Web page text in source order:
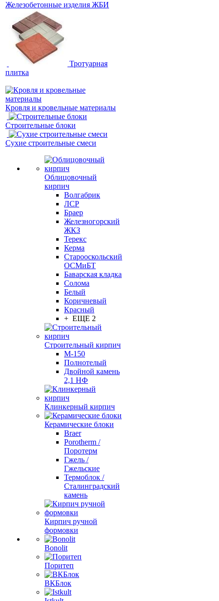
Железобетонные изделия ЖБИ
Тротуарная
плитка
Кровля и кровельные материалы
Строительные блоки
Сухие строительные смеси
Облицовочный
кирпич
Волгабрик
ЛСР
Браер
Железногорский
ЖКЗ
Терекс
Керма
Старооскольский
ОСМиБТ
Баварская кладка
Солома
Белый
Коричневый
Красный
+ ЕЩЕ 2
Строительный кирпич
М-150
Полнотелый
Двойной камень
2,1 НФ
Клинкерный кирпич
Керамические блоки
Braer
Porotherm /
Поротерм
Гжель /
Гжельские
Термоблок /
Сталинградский
камень
Кирпич ручной
формовки
Bonolit
Поритеп
ВКБлок